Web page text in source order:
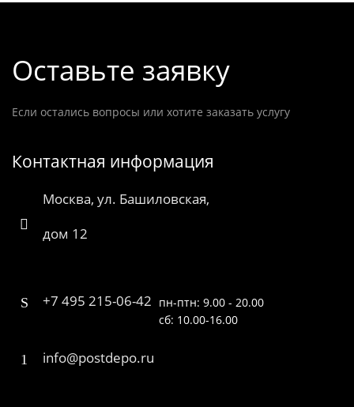
Оставьте заявку
Если остались вопросы или хотите заказать услугу
Контактная информация
Москва, ул. Башиловская,
дом 12
+7 495 215-06-42 пн-птн: 9.00 - 20.00
сб: 10.00-16.00
info@postdepo.ru